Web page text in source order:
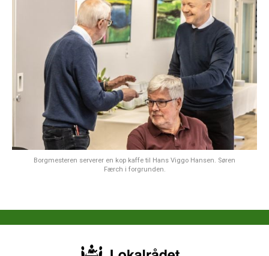
Borgmesteren serverer en kop kaffe til Hans Viggo Hansen. Søren
Færch i forgrunden.